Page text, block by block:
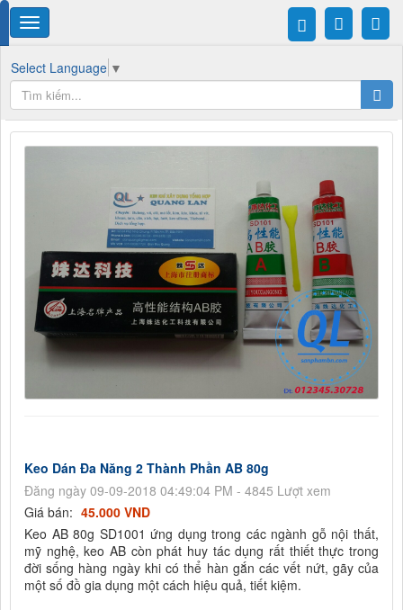
Select Language ▼
Keo Dán Đa Năng 2 Thành Phần AB 80g
Đăng ngày 09-09-2018 04:49:04 PM - 4845 Lượt xem
Giá bán: 45.000 VND
Keo AB 80g SD1001 ứng dụng trong các ngành gỗ nội thất,
mỹ nghệ, keo AB còn phát huy tác dụng rất thiết thực trong
đời sống hàng ngày khi có thể hàn gắn các vết nứt, gãy của
một số đồ gia dụng một cách hiệu quả, tiết kiệm.